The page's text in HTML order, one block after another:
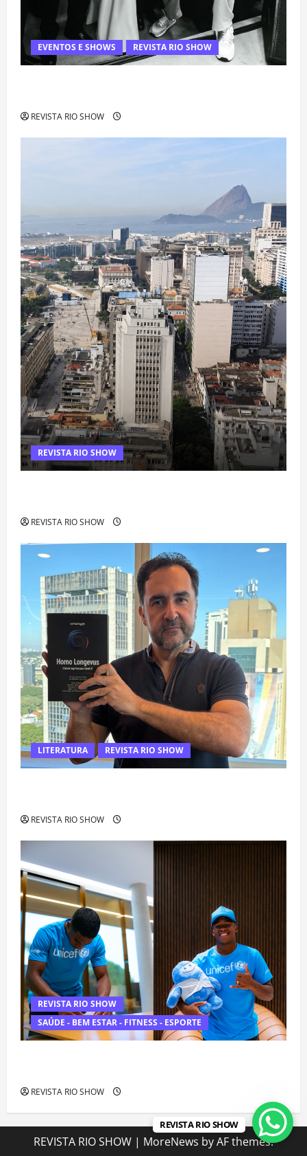
EVENTOS E SHOWS REVISTA RIO SHOW
REVISTA RIO SHOW
REVISTA RIO SHOW
REVISTA RIO SHOW
LITERATURA REVISTA RIO SHOW
REVISTA RIO SHOW
REVISTA RIO SHOW
SAÚDE - BEM ESTAR - FITNESS - ESPORTE
REVISTA RIO SHOW
REVISTA RIO SHOW | MoreNews by AF themes.
REVISTA RIO SHOW